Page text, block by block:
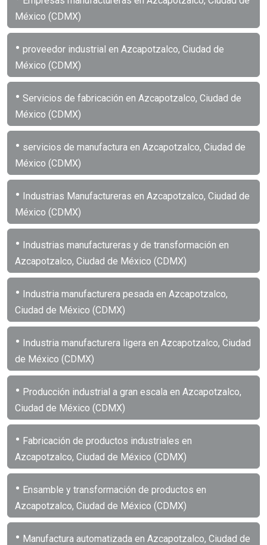
México (CDMX)
• proveedor industrial en Azcapotzalco, Ciudad de
México (CDMX)
• Servicios de fabricación en Azcapotzalco, Ciudad de
México (CDMX)
• servicios de manufactura en Azcapotzalco, Ciudad de
México (CDMX)
• Industrias Manufactureras en Azcapotzalco, Ciudad de
México (CDMX)
• Industrias manufactureras y de transformación en
Azcapotzalco, Ciudad de México (CDMX)
• Industria manufacturera pesada en Azcapotzalco,
Ciudad de México (CDMX)
• Industria manufacturera ligera en Azcapotzalco, Ciudad
de México (CDMX)
• Producción industrial a gran escala en Azcapotzalco,
Ciudad de México (CDMX)
• Fabricación de productos industriales en
Azcapotzalco, Ciudad de México (CDMX)
• Ensamble y transformación de productos en
Azcapotzalco, Ciudad de México (CDMX)
• Manufactura automatizada en Azcapotzalco, Ciudad de